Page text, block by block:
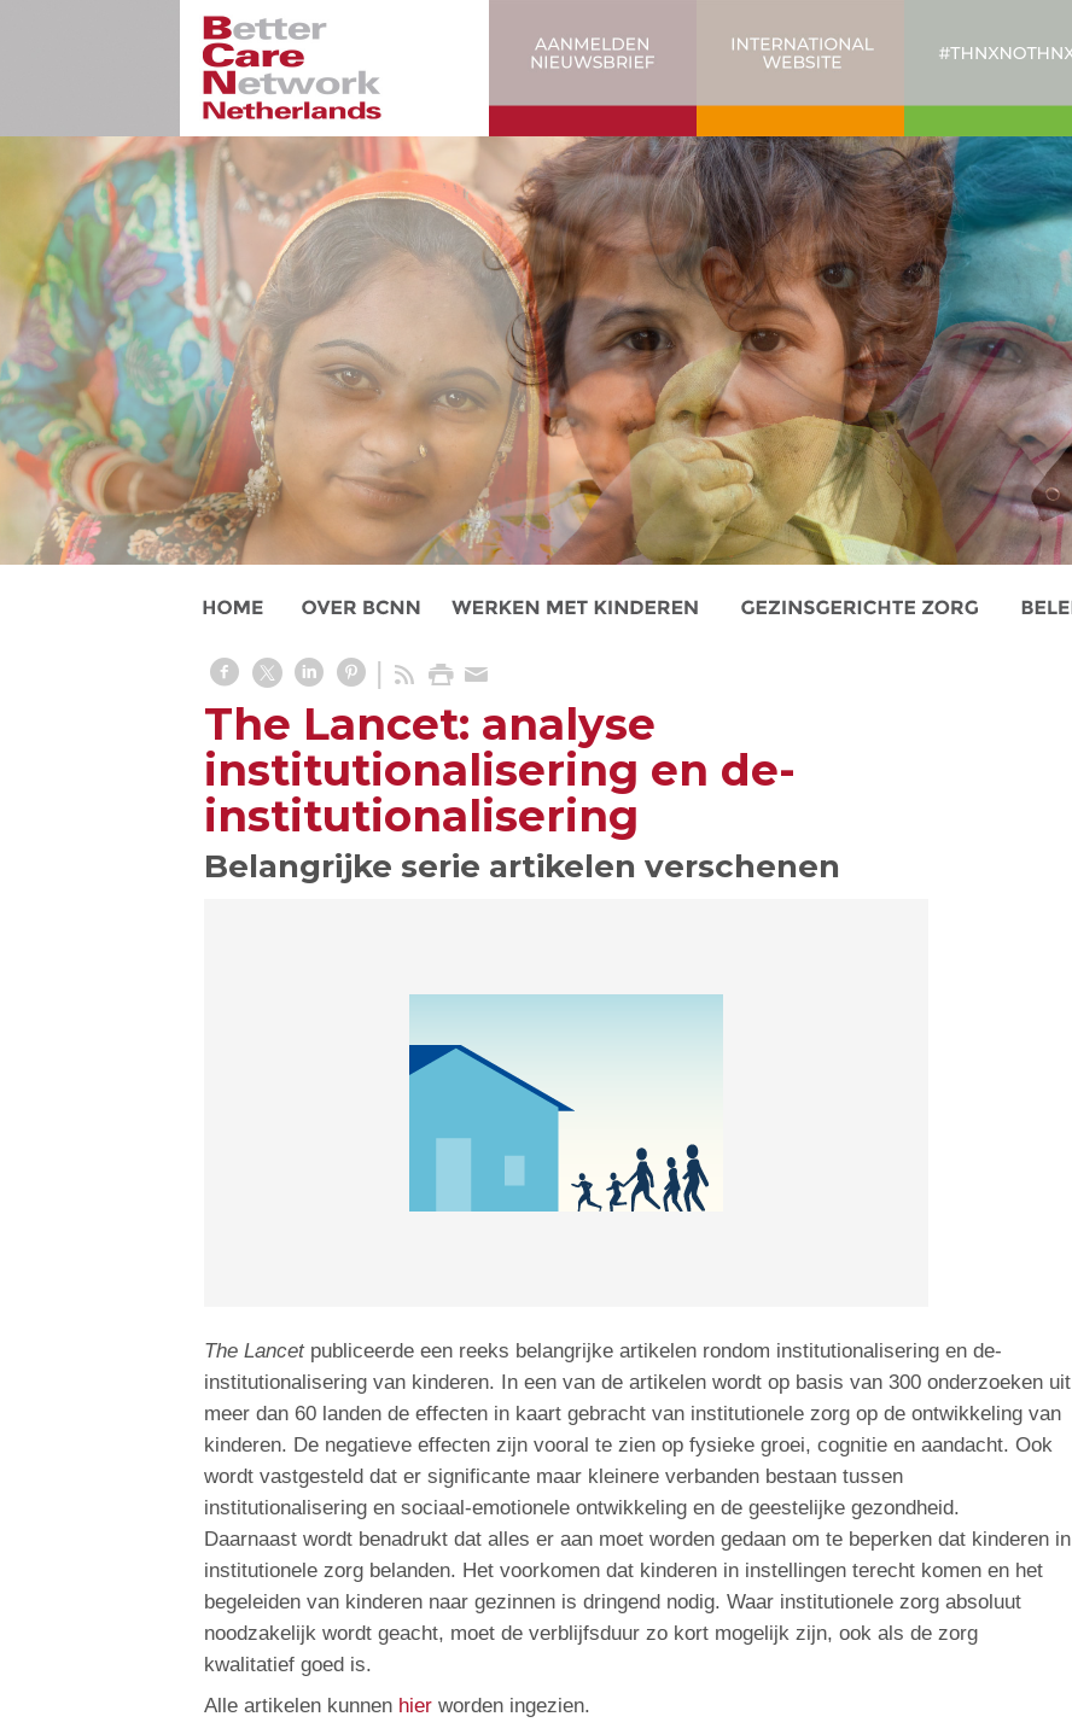
The Lancet: analyse
institutionalisering en de-
institutionalisering
Belangrijke serie artikelen verschenen
The Lancetpubliceerde een reeks belangrijke artikelen rondom institutionalisering en de-
institutionalisering van kinderen. In een van de artikelen wordt op basis van 300 onderzoeken uit
meer dan 60 landen de effecten in kaart gebracht van institutionele zorg op de ontwikkeling van
kinderen. De negatieve effecten zijn vooral te zien op fysieke groei, cognitie en aandacht. Ook
wordt vastgesteld dat er significante maar kleinere verbanden bestaan tussen
institutionalisering en sociaal-emotionele ontwikkeling en de geestelijke gezondheid.
Daarnaast wordt benadrukt dat alles er aan moet worden gedaan om te beperken dat kinderen in
institutionele zorg belanden. Het voorkomen dat kinderen in instellingen terecht komen en het
begeleiden van kinderen naar gezinnen is dringend nodig. Waar institutionele zorg absoluut
noodzakelijk wordt geacht, moet de verblijfsduur zo kort mogelijk zijn, ook als de zorg
kwalitatief goed is.
Alle artikelen kunnen hierworden ingezien.